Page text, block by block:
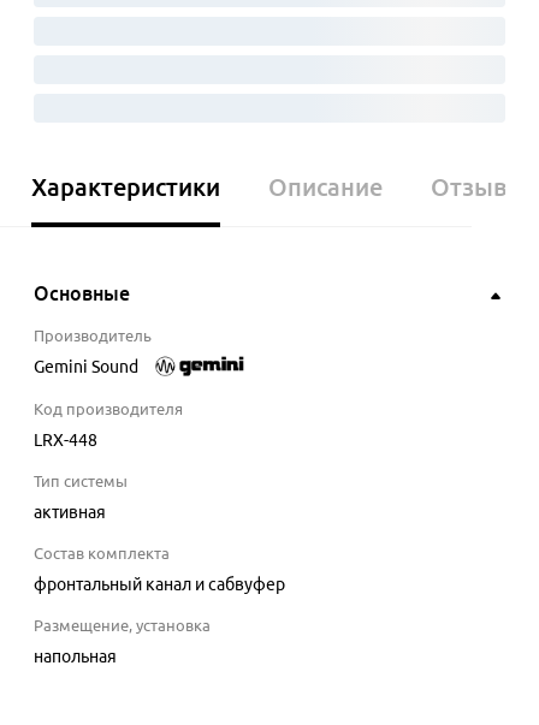
Характеристики Описание Отзывы
Основные
Производитель
Gemini Sound
Код производителя
LRX-448
Тип системы
активная
Состав комплекта
фронтальный канал и сабвуфер
Размещение, установка
напольная